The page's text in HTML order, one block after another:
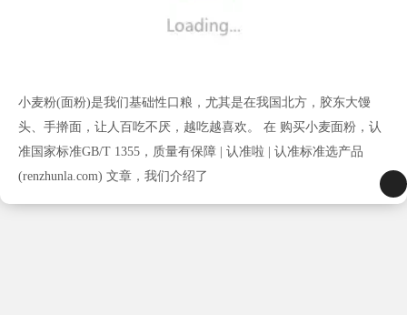
小麦粉(面粉)是我们基础性口粮，尤其是在我国北方，胶东大馒
头、手擀面，让人百吃不厌，越吃越喜欢。 在 购买小麦面粉，认
准国家标准GB/T 1355，质量有保障 | 认准啦 | 认准标准选产品
(renzhunla.com) 文章，我们介绍了